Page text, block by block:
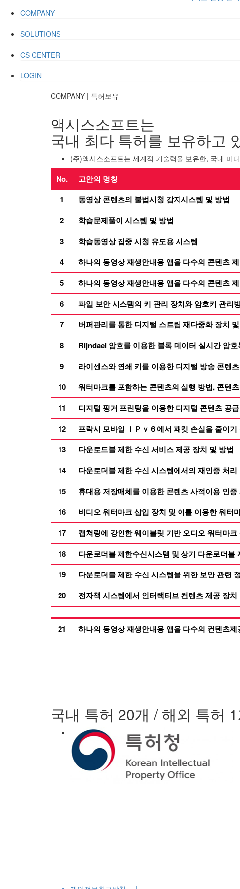
COMPANY
SOLUTIONS
CS CENTER
LOGIN
COMPANY | 특허보유
액시스소프트는
국내 최다 특허를 보유하고
(주)액시스소프트는 세계적 기술력을 보유한, 국내 미
No. 고안의 명칭
1
동영상 콘텐츠의 불법시청 감지시스템 및 방법
2
학습문제풀이 시스템 및 방법
3
학습동영상 집중 시청 유도용 시스템
4
하나의 동영상 재생안내용 앱을 다수의 콘텐츠
5
하나의 동영상 재생안내용 앱을 다수의 콘텐츠
6
파일 보안 시스템의 키 관리 장치와 암호키 관리
7
버퍼관리를 통한 디지털 스트림 재다중화 장치
8
Rijndael 암호를 이용한 블록 데이터 실시간 암
9
라이센스와 연쇄 키를 이용한 디지털 방송 콘텐
10
워터마크를 포함하는 콘텐츠의 실행 방법, 콘텐
11
디지털 핑거 프린팅을 이용한 디지털 콘텐츠 공
12
프락시 모바일 ＩＰｖ６에서 패킷 손실을 줄이
13
다운로드블 제한 수신 서비스 제공 장치 및 방법
14
다운로더블 제한 수신 시스템에서의 재인증 처리
15
휴대용 저장매체를 이용한 콘텐츠 사적이용 인증
16
비디오 워터마크 삽입 장치 및 이를 이용한 워터
17
캡쳐링에 강인한 웨이블릿 기반 오디오 워터마
18
다운로더블 제한수신시스템 및 상기 다운로더
19
다운로더블 제한 수신 시스템을 위한 보안 관련
20
전자책 시스템에서 인터랙티브 컨텐츠 제공 장치
21 하나의 동영상 재생안내용 앱을 다수의 컨텐츠
국내 특허 20개 / 해외 특허 1